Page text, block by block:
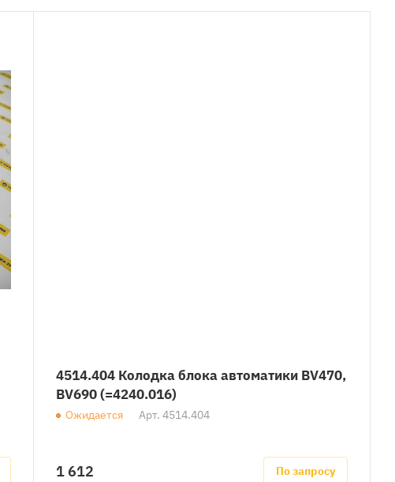
4514.404 Колодка блока автоматики BV470,
BV690 (=4240.016)
Ожидается Арт.4514.404
1 612 По запросу